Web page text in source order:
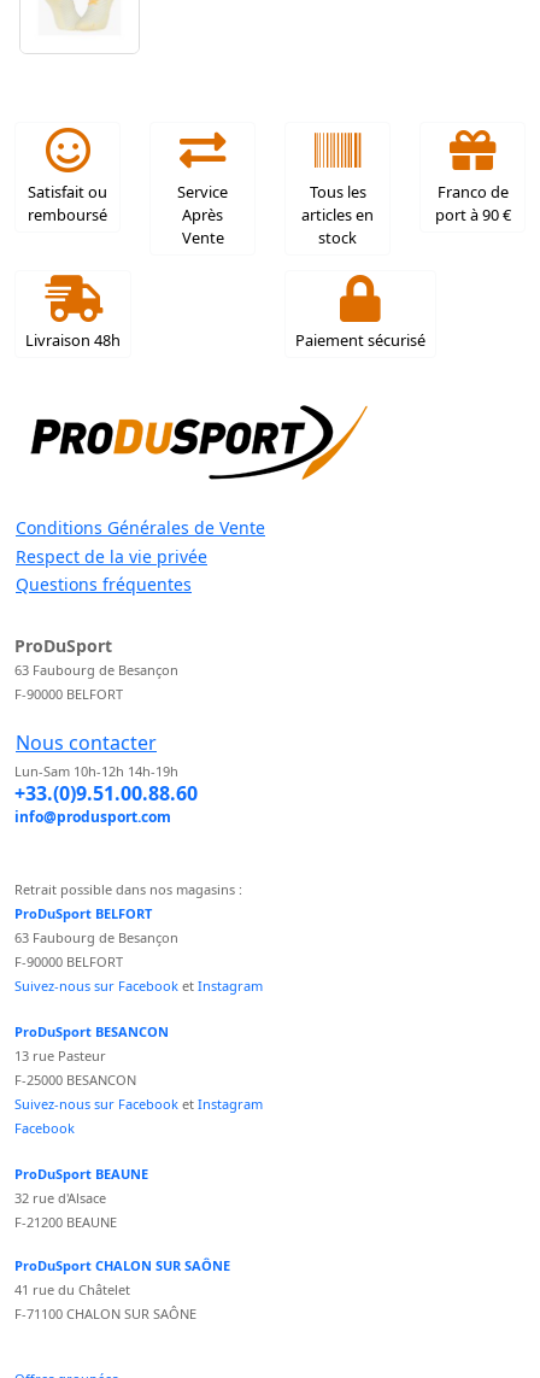
Satisfait ou
remboursé
Service
Après
Vente
Tous les
articles en
stock
Franco de
port à 90 €
Livraison 48h Paiement sécurisé
Conditions Générales de Vente
Respect de la vie privée
Questions fréquentes
ProDuSport
63 Faubourg de Besançon
F-90000 BELFORT
Nous contacter
Lun-Sam 10h-12h 14h-19h
+33.(0)9.51.00.88.60
info@produsport.com
Retrait possible dans nos magasins :
ProDuSport BELFORT
63 Faubourg de Besançon
F-90000 BELFORT
Suivez-nous sur Facebook et Instagram
ProDuSport BESANCON
13 rue Pasteur
F-25000 BESANCON
Suivez-nous sur Facebook et Instagram
Facebook
ProDuSport BEAUNE
32 rue d'Alsace
F-21200 BEAUNE
ProDuSport CHALON SUR SAÔNE
41 rue du Châtelet
F-71100 CHALON SUR SAÔNE